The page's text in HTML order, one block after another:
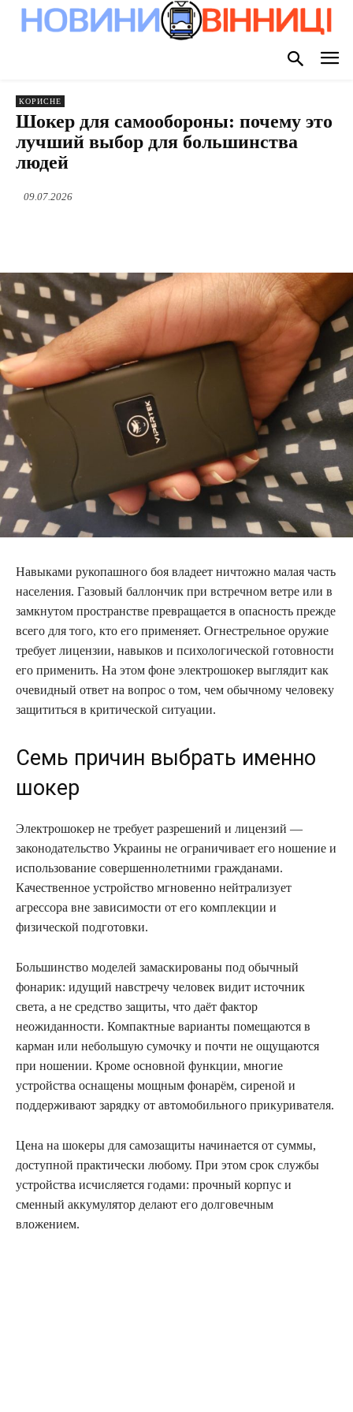
КОРИСНЕ
Шокер для самообороны: почему это
лучший выбор для большинства
людей
09.07.2026
Навыками рукопашного боя владеет ничтожно малая часть
населения. Газовый баллончик при встречном ветре или в
замкнутом пространстве превращается в опасность прежде
всего для того, кто его применяет. Огнестрельное оружие
требует лицензии, навыков и психологической готовности
его применить. На этом фоне электрошокер выглядит как
очевидный ответ на вопрос о том, чем обычному человеку
защититься в критической ситуации.
Семь причин выбрать именно
шокер
Электрошокер не требует разрешений и лицензий —
законодательство Украины не ограничивает его ношение и
использование совершеннолетними гражданами.
Качественное устройство мгновенно нейтрализует
агрессора вне зависимости от его комплекции и
физической подготовки.
Большинство моделей замаскированы под обычный
фонарик: идущий навстречу человек видит источник
света, а не средство защиты, что даёт фактор
неожиданности. Компактные варианты помещаются в
карман или небольшую сумочку и почти не ощущаются
при ношении. Кроме основной функции, многие
устройства оснащены мощным фонарём, сиреной и
поддерживают зарядку от автомобильного прикуривателя.
Цена на шокеры для самозащиты начинается от суммы,
доступной практически любому. При этом срок службы
устройства исчисляется годами: прочный корпус и
сменный аккумулятор делают его долговечным
вложением.